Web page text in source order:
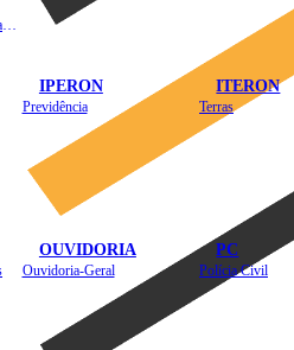
IPERON
Previdência
ITERON
Terras
OUVIDORIA
Ouvidoria-Geral
PC
Polícia Civil